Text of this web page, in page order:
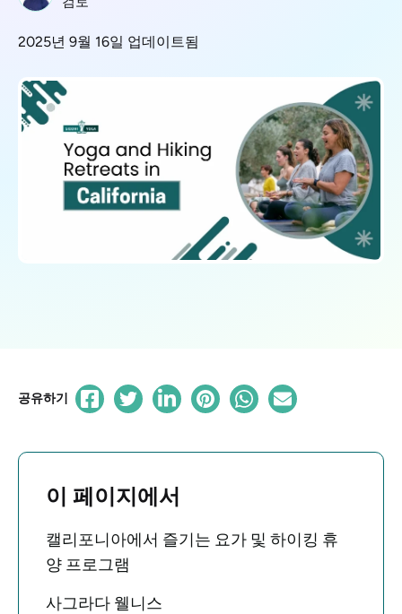
2025년 9월 16일 업데이트됨
공유하기
이 페이지에서
캘리포니아에서 즐기는 요가 및 하이킹 휴
양 프로그램
사그라다 웰니스